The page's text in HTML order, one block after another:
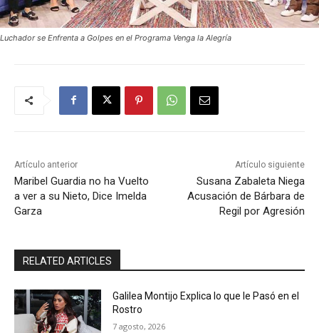
Luchador se Enfrenta a Golpes en el Programa Venga la Alegría
Artículo anterior
Maribel Guardia no ha Vuelto
a ver a su Nieto, Dice Imelda
Garza
Artículo siguiente
Susana Zabaleta Niega
Acusación de Bárbara de
Regil por Agresión
RELATED ARTICLES
Galilea Montijo Explica lo que le Pasó en el
Rostro
7 agosto, 2026